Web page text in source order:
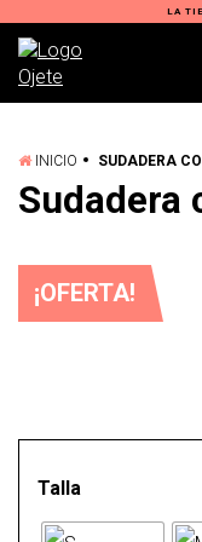
LA
INICIO SUDADERA
Sudadera
¡OFERTA!
Talla